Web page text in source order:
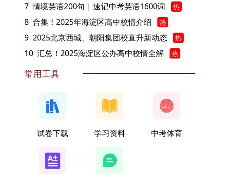
7 情境英语200句 | 速记中考英语1600词 热
8 合集！2025年海淀区高中校情介绍 热
9 2025北京西城、朝阳集团校直升新动态 热
10 汇总！2025海淀区公办高中校情全解 热
常用工具
试卷下载 学习资料 中考体育